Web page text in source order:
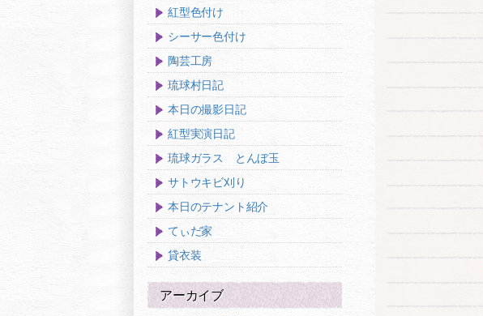
紅型色付け
シーサー色付け
陶芸工房
琉球村日記
本日の撮影日記
紅型実演日記
琉球ガラス とんぼ玉
サトウキビ刈り
本日のテナント紹介
てぃだ家
貸衣装
アーカイブ